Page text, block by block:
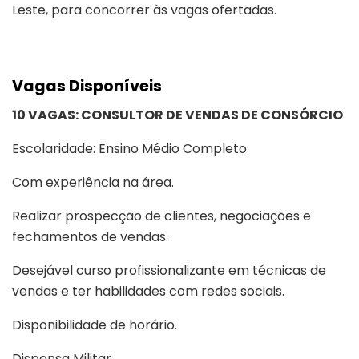
Leste, para concorrer às vagas ofertadas.
Vagas Disponíveis
10 VAGAS: CONSULTOR DE VENDAS DE CONSÓRCIO
Escolaridade: Ensino Médio Completo
Com experiência na área.
Realizar prospecção de clientes, negociações e
fechamentos de vendas.
Desejável curso profissionalizante em técnicas de
vendas e ter habilidades com redes sociais.
Disponibilidade de horário.